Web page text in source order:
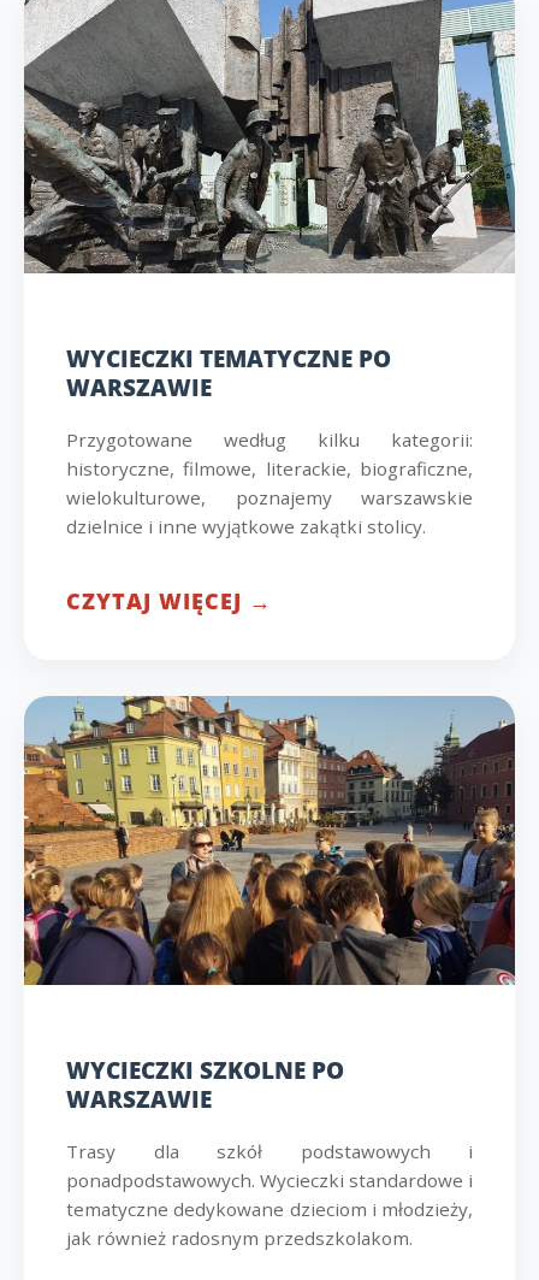
WYCIECZKI TEMATYCZNE PO
WARSZAWIE
Przygotowane według kilku kategorii:
historyczne, filmowe, literackie, biograficzne,
wielokulturowe, poznajemy warszawskie
dzielnice i inne wyjątkowe zakątki stolicy.
CZYTAJ WIĘCEJ →
WYCIECZKI SZKOLNE PO
WARSZAWIE
Trasy dla szkół podstawowych i
ponadpodstawowych. Wycieczki standardowe i
tematyczne dedykowane dzieciom i młodzieży,
jak również radosnym przedszkolakom.